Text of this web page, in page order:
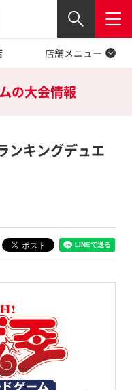
閉じる
店舗メニュー
の大会情報
ンキングデュエ